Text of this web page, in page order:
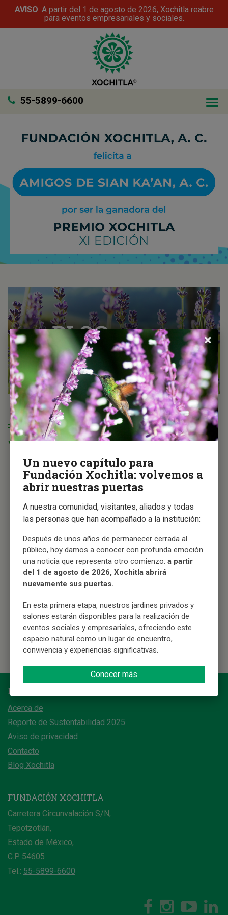
AVISO: A partir del 1 de agosto de 2026, Xochitla reabre
para eventos empresariales y sociales.
55-5899-6600
DESTACADAS DEL BLOG
Visitar blog
Amigos de Sian Ka’an recibe el Premio
Xochitla, XI Edición, por su compromiso
con la conservación ambiental
Por su destacado liderazgo, trayectoria y logros
alcanzados a lo largo de 39 años en la conservación de
Amigos de Sian Ka’an Gana el Premio
Xochitla, XI Edición
En reconocimiento a su trascendental labor impulsando
iniciativas y proyectos para la conservación de la
importante riqueza natural de la península de Yucatán y
el desarrollo sustentable de las comunidades.
NOSOTROS
Acerca de
Reporte de Sustentabilidad 2025
Aviso de privacidad
Contacto
Blog Xochitla
FUNDACIÓN XOCHITLA
Carretera Circunvalación S/N,
Tepotzotlán,
Estado de México,
C.P. 54605
Tel.: 55-5899-6600
×
Un nuevo capítulo para
Fundación Xochitla: volvemos a
abrir nuestras puertas
A nuestra comunidad, visitantes, aliados y todas
las personas que han acompañado a la institución:
Después de unos años de permanecer cerrada al
público, hoy damos a conocer con profunda emoción
una noticia que representa otro comienzo: a partir
del 1 de agosto de 2026, Xochitla abrirá
nuevamente sus puertas.
En esta primera etapa, nuestros jardines privados y
salones estarán disponibles para la realización de
eventos sociales y empresariales, ofreciendo este
espacio natural como un lugar de encuentro,
convivencia y experiencias significativas.
Conocer más